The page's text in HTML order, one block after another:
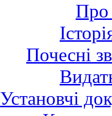
Про
Почесні
Установчі